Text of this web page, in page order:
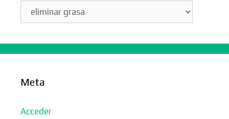
Categorías
Meta
Acceder